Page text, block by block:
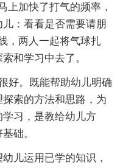
上加快了打气的频率，
：看看是否需要请朋
，两人一起将气球扎
和学习中去了。
好。既能帮助幼儿明确
索的方法和思路，为
习，是教给幼儿方
础。
儿运用已学的知识，